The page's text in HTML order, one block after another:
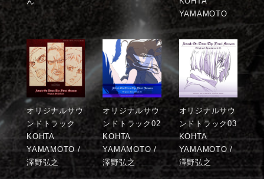
YAMAMOTO
オリジナルサウ
ンドトラック
KOHTA
YAMAMOTO /
澤野弘之
オリジナルサウ
ンドトラック02
KOHTA
YAMAMOTO /
澤野弘之
オリジナルサウ
ンドトラック03
KOHTA
YAMAMOTO /
澤野弘之